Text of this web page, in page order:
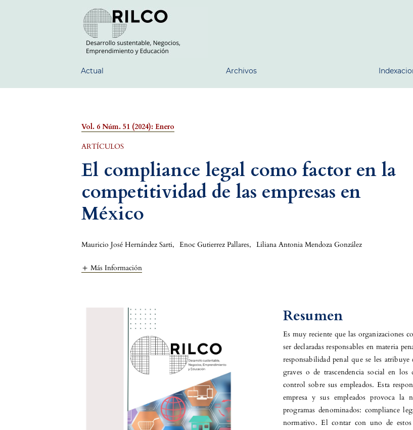
Actual Archivos
Vol. 6 Núm. 51 (2024): Enero
ARTÍCULOS
El compliance legal como factor en la
competitividad de las empresas en
México
Mauricio José Hernández Sarti, Enoc Gutierrez Pallares, Liliana Antonia Mendoza González
Más Información
Resumen
Es muy reciente que las organizaciones
ser declaradas responsables en materia
responsabilidad penal que se les
graves o de trascendencia social en
control sobre sus empleados. Esta
empresa y sus empleados provoca la
programas denominados: compliance
normativo. El contar con uno de